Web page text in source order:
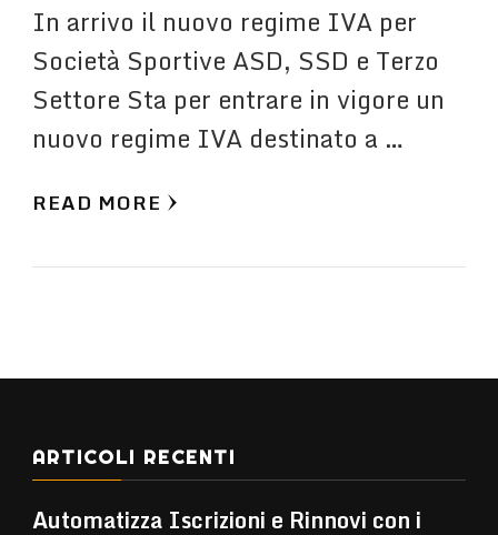
In arrivo il nuovo regime IVA per
Società Sportive ASD, SSD e Terzo
Settore Sta per entrare in vigore un
nuovo regime IVA destinato a …
READ MORE
ARTICOLI RECENTI
Automatizza Iscrizioni e Rinnovi con i